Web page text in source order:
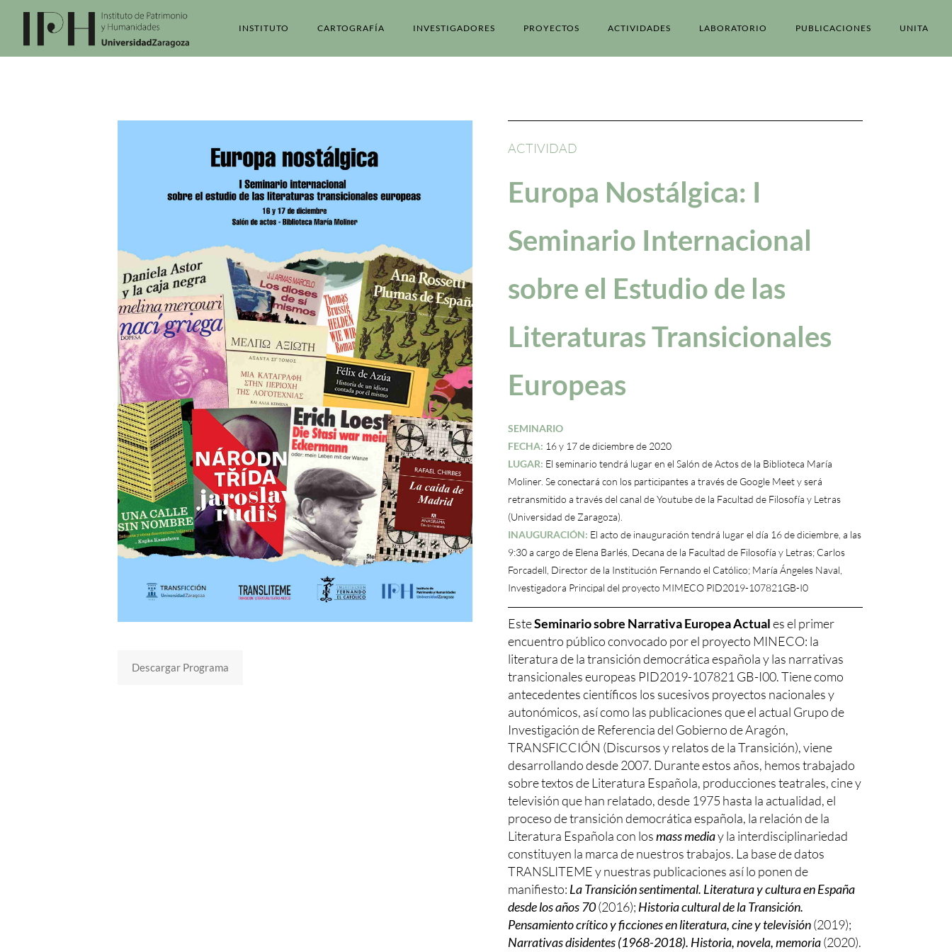
INSTITUTO CARTOGRAFÍA INVESTIGADORES PROYECTOS ACTIVIDADES LABORATORIO PUBLICACIONES UNITA
Descargar Programa
ACTIVIDAD
Europa Nostálgica: I
Seminario Internacional
sobre el Estudio de las
Literaturas Transicionales
Europeas
SEMINARIO
FECHA: 16 y 17 de diciembre de 2020
LUGAR: El seminario tendrá lugar en el Salón de Actos de la Biblioteca María
Moliner. Se conectará con los participantes a través de Google Meet y será
retransmitido a través del canal de Youtube de la Facultad de Filosofía y Letras
(Universidad de Zaragoza).
INAUGURACIÓN: El acto de inauguración tendrá lugar el día 16 de diciembre, a las
9:30 a cargo de Elena Barlés, Decana de la Facultad de Filosofía y Letras; Carlos
Forcadell, Director de la Institución Fernando el Católico; María Ángeles Naval,
Investigadora Principal del proyecto MIMECO PID2019-107821GB-I0
EsteSeminario sobre Narrativa Europea Actuales el primer
encuentro público convocado por el proyecto MINECO: la
literatura de la transición democrática española y las narrativas
transicionales europeas PID2019-107821 GB-I00. Tiene como
antecedentes científicos los sucesivos proyectos nacionales y
autonómicos, así como las publicaciones que el actual Grupo de
Investigación de Referencia del Gobierno de Aragón,
TRANSFICCIÓN (Discursos y relatos de la Transición), viene
desarrollando desde 2007. Durante estos años, hemos trabajado
sobre textos de Literatura Española, producciones teatrales, cine y
televisión que han relatado, desde 1975 hasta la actualidad, el
proceso de transición democrática española, la relación de la
Literatura Española con losmass mediay la interdisciplinariedad
constituyen la marca de nuestros trabajos. La base de datos
TRANSLITEME y nuestras publicaciones así lo ponen de
manifiesto: La Transición sentimental. Literatura y cultura en España
desde los años 70(2016); Historia cultural de la Transición.
Pensamiento crítico y ficciones en literatura, cine y televisión(2019);
Narrativas disidentes (1968-2018). Historia, novela, memoria(2020).